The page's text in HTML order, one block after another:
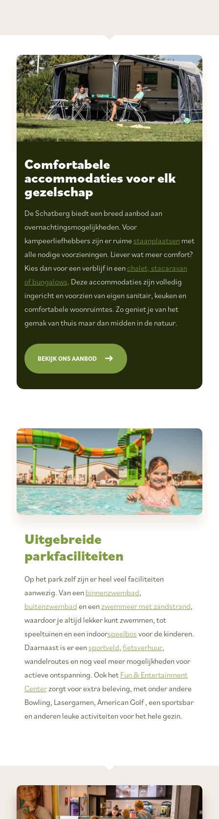
Comfortabele
accommodaties voor elk
gezelschap
De Schatberg biedt een breed aanbod aan
overnachtingsmogelijkheden. Voor
kampeerliefhebbers zijn er ruime staanplaatsen met
alle nodige voorzieningen. Liever wat meer comfort?
Kies dan voor een verblijf in een chalet, stacaravan
of bungalows. Deze accommodaties zijn volledig
ingericht en voorzien van eigen sanitair, keuken en
comfortabele woonruimtes. Zo geniet je van het
gemak van thuis maar dan midden in de natuur.
BEKIJK ONS AANBOD
Uitgebreide
parkfaciliteiten
Op het park zelf zijn er heel veel faciliteiten
aanwezig. Van een binnenzwembad,
buitenzwembad en eenzwemmeer met zandstrand,
waardoor je altijd lekker kunt zwemmen, tot
speeltuinen en een indoorspeelbos voor de kinderen.
Daarnaast is er een sportveld, fietsverhuur,
wandelroutes en nog veel meer mogelijkheden voor
actieve ontspanning. Ook het Fun & Entertainment
Centerzorgt voor extra beleving, met onder andere
Bowling, Lasergamen, American Golf , een sportsbar
en anderen leuke activiteiten voor het hele gezin.